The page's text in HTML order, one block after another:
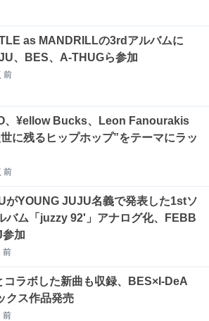
as MANDRILLの3rdアルバムに
、BES、A-THUGら参加
前
、¥ellow Bucks、Leon Fanourakis
に残るヒップホップ”をテーマにラッ
前
がYOUNG JUJU名義で発表した1stソ
バム「juzzy 92'」アナログ化、FEBB
加
前
コラボした新曲も収録、BES×I-DeA
クス作品発売
前